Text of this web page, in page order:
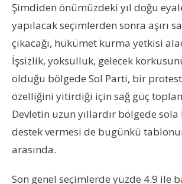
Şimdiden önümüzdeki yıl doğu
yapılacak seçimlerden sonra aşırı
çıkacağı, hükümet kurma yetkisi
İşsizlik, yoksulluk, gelecek
olduğu bölgede Sol Parti, bir
özelliğini yitirdiği için sağ güç
Devletin uzun yıllardır bölgede sola
destek vermesi de bugünkü
arasında.
Son genel seçimlerde yüzde 4.9 ile